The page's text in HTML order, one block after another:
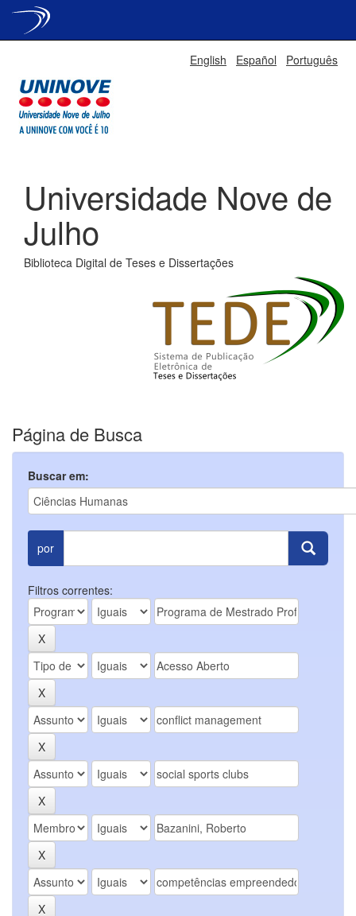
English Español Português
Universidade Nove de
Julho
Biblioteca Digital de Teses e Dissertações
Página de Busca
Buscar em:
por
Filtros correntes: